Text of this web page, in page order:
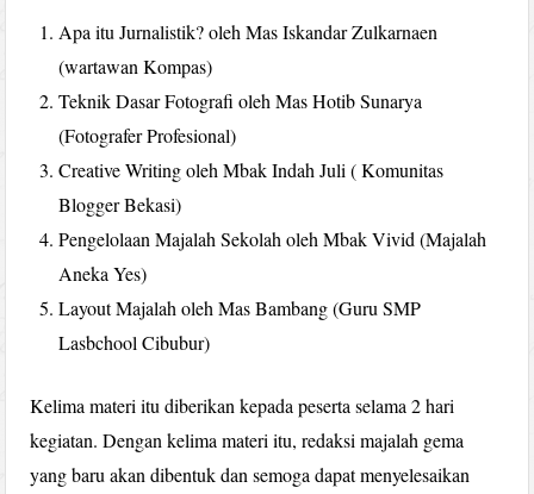
Apa itu Jurnalistik? oleh Mas Iskandar Zulkarnaen
(wartawan Kompas)
Teknik Dasar Fotografi oleh Mas Hotib Sunarya
(Fotografer Profesional)
Creative Writing oleh Mbak Indah Juli ( Komunitas
Blogger Bekasi)
Pengelolaan Majalah Sekolah oleh Mbak Vivid (Majalah
Aneka Yes)
Layout Majalah oleh Mas Bambang (Guru SMP
Lasbchool Cibubur)
Kelima materi itu diberikan kepada peserta selama 2 hari
kegiatan. Dengan kelima materi itu, redaksi majalah gema
yang baru akan dibentuk dan semoga dapat menyelesaikan